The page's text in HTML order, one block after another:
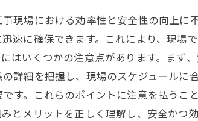
現場における効率性と安全性の向上
速に確保できます。これにより、現
はいくつかの注意点があります。ま
詳細を把握し、現場のスケジュール
す。これらのポイントに注意を払う
とメリットを正しく理解し、安全かつ